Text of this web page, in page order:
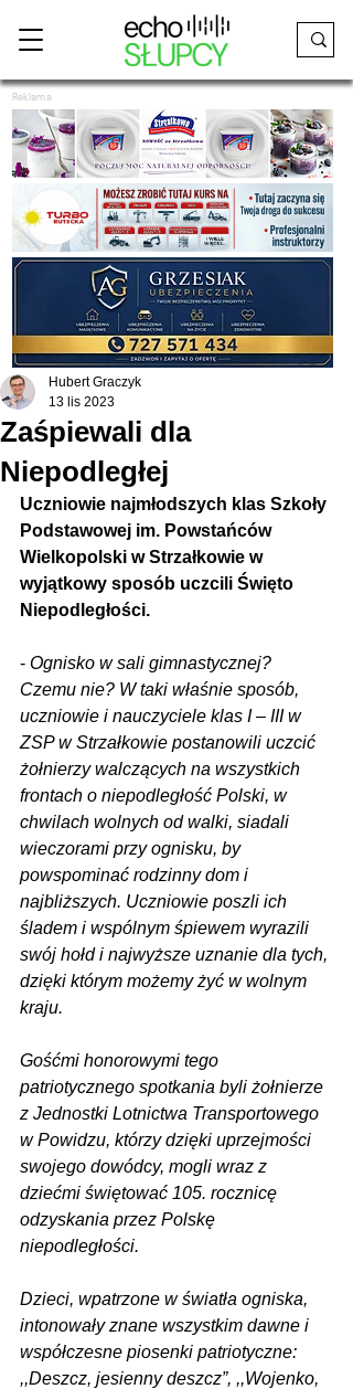
Reklama
Zaśpiewali dla
Niepodległej
Hubert Graczyk
13 lis 2023
Uczniowie najmłodszych klas Szkoły
Podstawowej im. Powstańców
Wielkopolski w Strzałkowie w
wyjątkowy sposób uczcili Święto
Niepodległości.
- Ognisko w sali gimnastycznej?
Czemu nie? W taki właśnie sposób,
uczniowie i nauczyciele klas I – III w
ZSP w Strzałkowie postanowili uczcić
żołnierzy walczących na wszystkich
frontach o niepodległość Polski, w
chwilach wolnych od walki, siadali
wieczorami przy ognisku, by
powspominać rodzinny dom i
najbliższych. Uczniowie poszli ich
śladem i wspólnym śpiewem wyrazili
swój hołd i najwyższe uznanie dla tych,
dzięki którym możemy żyć w wolnym
kraju.
Gośćmi honorowymi tego
patriotycznego spotkania byli żołnierze
z Jednostki Lotnictwa Transportowego
w Powidzu, którzy dzięki uprzejmości
swojego dowódcy, mogli wraz z
dziećmi świętować 105. rocznicę
odzyskania przez Polskę
niepodległości.
Dzieci, wpatrzone w światła ogniska,
intonowały znane wszystkim dawne i
współczesne piosenki patriotyczne:
,,Deszcz, jesienny deszcz”, ,,Wojenko,